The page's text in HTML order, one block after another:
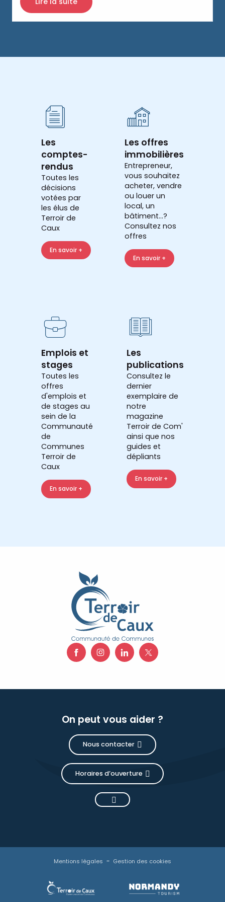
Les
comptes-
rendus
Toutes les
décisions
votées par
les élus de
Terroir de
Caux
En savoir +
Les offres
immobilières
Entrepreneur,
vous souhaitez
acheter, vendre
ou louer un
local, un
bâtiment...?
Consultez nos
offres
En savoir +
Emplois et
stages
Toutes les
offres
d'emplois et
de stages au
sein de la
Communauté
de
Communes
Terroir de
Caux
En savoir +
Les
publications
Consultez le
dernier
exemplaire de
notre
magazine
Terroir de Com'
ainsi que nos
guides et
dépliants
En savoir +
On peut vous aider ?
Nous contacter
Horaires d’ouverture
Mentions légales Gestion des cookies